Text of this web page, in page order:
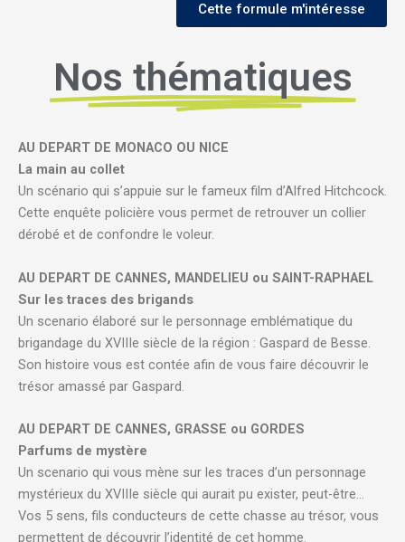
Cette formule m'intéresse
Nos thématiques
AU DEPART DE MONACO OU NICE
La main au collet
Un scénario qui s’appuie sur le fameux film d’Alfred Hitchcock.
Cette enquête policière vous permet de retrouver un collier
dérobé et de confondre le voleur.
AU DEPART DE CANNES, MANDELIEU ou SAINT-RAPHAEL
Sur les traces des brigands
Un scenario élaboré sur le personnage emblématique du
brigandage du XVIIIe siècle de la région : Gaspard de Besse.
Son histoire vous est contée afin de vous faire découvrir le
trésor amassé par Gaspard.
AU DEPART DE CANNES, GRASSE ou GORDES
Parfums de mystère
Un scenario qui vous mène sur les traces d’un personnage
mystérieux du XVIIIe siècle qui aurait pu exister, peut-être…
Vos 5 sens, fils conducteurs de cette chasse au trésor, vous
permettent de découvrir l’identité de cet homme.